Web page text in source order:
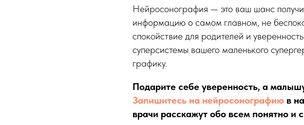
Нейросонография — это ваш шанс
информацию о самом главном, не
спокойствие для родителей и
суперсистемы вашего маленького
графику.
Подарите себе уверенность, а
Запишитесь на нейросонографию в
врачи расскажут обо всем понятно и